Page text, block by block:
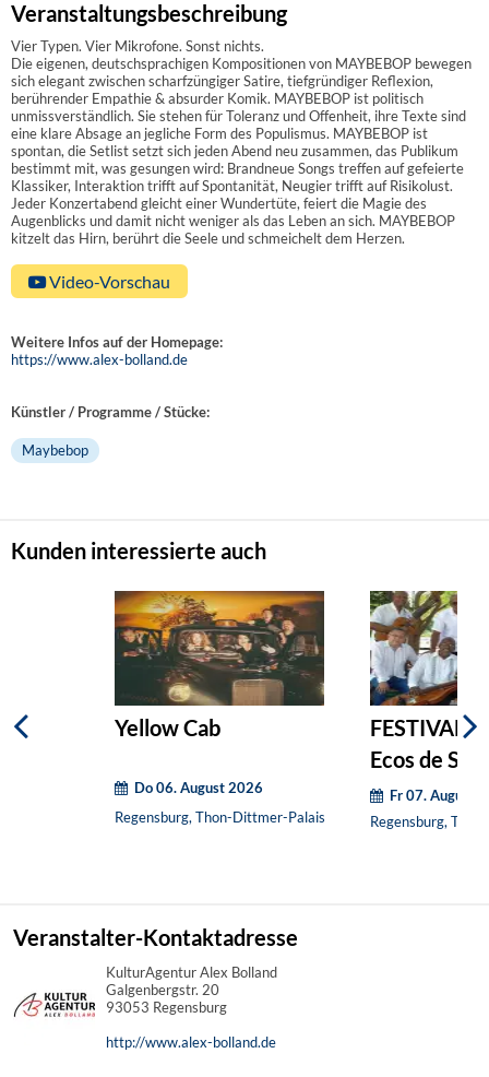
Veranstaltungsbeschreibung
Vier Typen. Vier Mikrofone. Sonst nichts.
Die eigenen, deutschsprachigen Kompositionen von MAYBEBOP bewegen
sich elegant zwischen scharfzüngiger Satire, tiefgründiger Reflexion,
berührender Empathie & absurder Komik. MAYBEBOP ist politisch
unmissverständlich. Sie stehen für Toleranz und Offenheit, ihre Texte sind
eine klare Absage an jegliche Form des Populismus. MAYBEBOP ist
spontan, die Setlist setzt sich jeden Abend neu zusammen, das Publikum
bestimmt mit, was gesungen wird: Brandneue Songs treffen auf gefeierte
Klassiker, Interaktion trifft auf Spontanität, Neugier trifft auf Risikolust.
Jeder Konzertabend gleicht einer Wundertüte, feiert die Magie des
Augenblicks und damit nicht weniger als das Leben an sich. MAYBEBOP
kitzelt das Hirn, berührt die Seele und schmeichelt dem Herzen.
Video-Vorschau
Weitere Infos auf der Homepage:
https://www.alex-bolland.de
Künstler / Programme / Stücke:
Maybebop
Kunden interessierte auch
Yellow Cab
Do 06. August 2026
Regensburg, Thon-Dittmer-Palais
FESTIVAL
Ecos de
Fr 07. August
Regensburg,
Veranstalter-Kontaktadresse
KulturAgentur Alex Bolland
Galgenbergstr. 20
93053 Regensburg
http://www.alex-bolland.de